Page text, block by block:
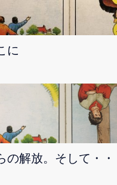
に
の解放。そして・・